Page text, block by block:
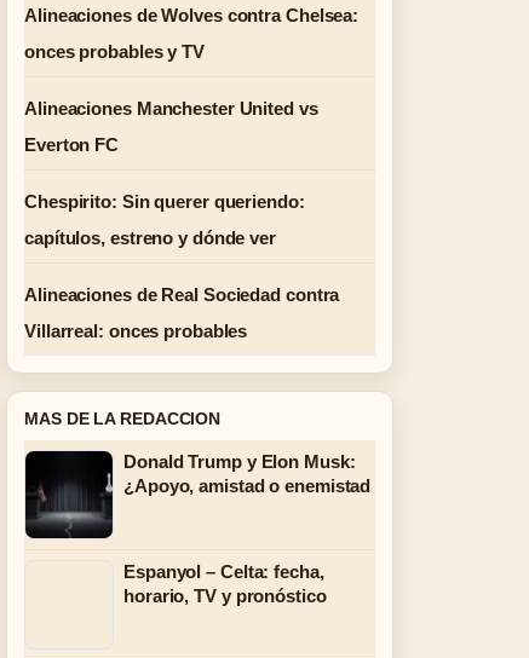
Alineaciones de Wolves contra Chelsea:
onces probables y TV
Alineaciones Manchester United vs
Everton FC
Chespirito: Sin querer queriendo:
capítulos, estreno y dónde ver
Alineaciones de Real Sociedad contra
Villarreal: onces probables
MAS DE LA REDACCION
Donald Trump y Elon Musk:
¿Apoyo, amistad o enemistad
Espanyol – Celta: fecha,
horario, TV y pronóstico